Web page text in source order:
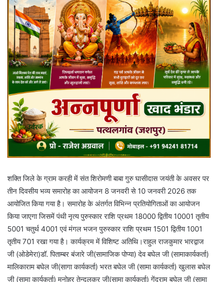
शक्ति जिले के ग्राम करही में संत शिरोमणी बाबा गुरु घासीदास जयंती के अवसर पर
तीन दिवसीय भव्य समारोह का आयोजन 8 जनवरी से 10 जनवरी 2026 तक
आयोजित किया गया है। समारोह के अंतर्गत विभिन्न प्रतियोगिताओं का आयोजन
किया जाएगा जिसमें पंथी नृत्य पुरुस्कार राशि प्रथम 18000 द्वितीय 10001 तृतीय
5001 चतुर्थ 4001 एवं मंगल भजन पुरुस्कार राशि प्रथम 1501 द्वितीय 1001
तृतीय 701 रखा गया है। कार्यक्रम में विशिष्ट अतिथि।राहुल राजकुमार भारद्वाज
जी (ओडेमेरा)डॉ. पिताम्बर बंजारे जी(सामाजिक पोप्या) देव बघेल जी (सामाकार्यकर्ता)
मालिकाराम बघेल जी(सागा कार्यकर्ता) भरत बघेल जी (सामा कार्यकर्ता) खुलास बघेल
जी (सामा कार्यकर्ता) मनोहर तेन्दुलकर जी(सामा कार्यकर्ता) गेंदराम बघेल जी (सामा